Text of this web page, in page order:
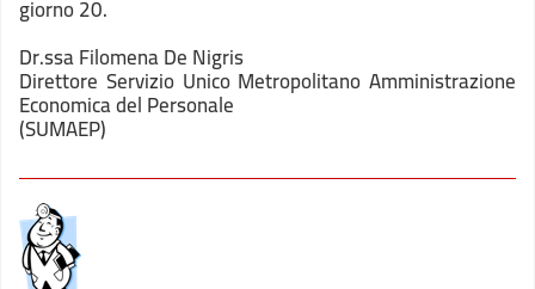
giorno 20.
Dr.ssa Filomena De Nigris
Direttore Servizio Unico Metropolitano Amministrazione
Economica del Personale
(SUMAEP)